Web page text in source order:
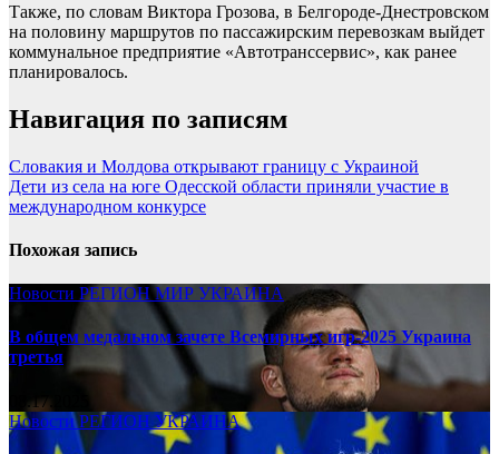
Также, по словам Виктора Грозова, в Белгороде-Днестровском
на половину маршрутов по пассажирским перевозкам выйдет
коммунальное предприятие «Автотранссервис», как ранее
планировалось.
Навигация по записям
Словакия и Молдова открывают границу с Украиной
Дети из села на юге Одесской области приняли участие в
международном конкурсе
Похожая запись
Новости РЕГИОНМИР УКРАИНА
В общем медальном зачете Всемирных игр-2025 Украина
третья
08.17.2025
НовостиРЕГИОНУКРАИНА